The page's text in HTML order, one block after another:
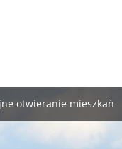
otwieranie mieszkań